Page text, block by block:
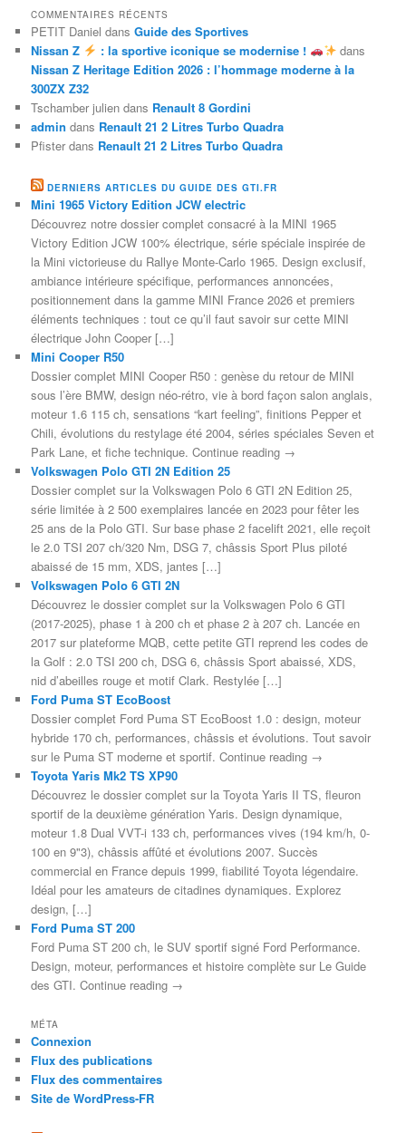
COMMENTAIRES RÉCENTS
PETIT Daniel dansGuide des Sportives
Nissan Z
: la sportive iconique se modernise !
dans
Nissan Z Heritage Edition 2026 : l’hommage moderne à la
300ZX Z32
Tschamber julien dans Renault 8 Gordini
admin dans Renault 21 2 Litres Turbo Quadra
Pfister dans Renault 21 2 Litres Turbo Quadra
DERNIERS ARTICLES DU GUIDE DES GTI.FR
Mini 1965 Victory Edition JCW electric
Découvrez notre dossier complet consacré à la MINI 1965
Victory Edition JCW 100% électrique, série spéciale inspirée de
la Mini victorieuse du Rallye Monte-Carlo 1965. Design exclusif,
ambiance intérieure spécifique, performances annoncées,
positionnement dans la gamme MINI France 2026 et premiers
éléments techniques : tout ce qu’il faut savoir sur cette MINI
électrique John Cooper […]
Mini Cooper R50
Dossier complet MINI Cooper R50 : genèse du retour de MINI
sous l’ère BMW, design néo-rétro, vie à bord façon salon anglais,
moteur 1.6 115 ch, sensations “kart feeling”, finitions Pepper et
Chili, évolutions du restylage été 2004, séries spéciales Seven et
Park Lane, et fiche technique. Continue reading →
Volkswagen Polo GTI 2N Edition 25
Dossier complet sur la Volkswagen Polo 6 GTI 2N Edition 25,
série limitée à 2 500 exemplaires lancée en 2023 pour fêter les
25 ans de la Polo GTI. Sur base phase 2 facelift 2021, elle reçoit
le 2.0 TSI 207 ch/320 Nm, DSG 7, châssis Sport Plus piloté
abaissé de 15 mm, XDS, jantes […]
Volkswagen Polo 6 GTI 2N
Découvrez le dossier complet sur la Volkswagen Polo 6 GTI
(2017-2025), phase 1 à 200 ch et phase 2 à 207 ch. Lancée en
2017 sur plateforme MQB, cette petite GTI reprend les codes de
la Golf : 2.0 TSI 200 ch, DSG 6, châssis Sport abaissé, XDS,
nid d’abeilles rouge et motif Clark. Restylée […]
Ford Puma ST EcoBoost
Dossier complet Ford Puma ST EcoBoost 1.0 : design, moteur
hybride 170 ch, performances, châssis et évolutions. Tout savoir
sur le Puma ST moderne et sportif. Continue reading →
Toyota Yaris Mk2 TS XP90
Découvrez le dossier complet sur la Toyota Yaris II TS, fleuron
sportif de la deuxième génération Yaris. Design dynamique,
moteur 1.8 Dual VVT-i 133 ch, performances vives (194 km/h, 0-
100 en 9"3), châssis affûté et évolutions 2007. Succès
commercial en France depuis 1999, fiabilité Toyota légendaire.
Idéal pour les amateurs de citadines dynamiques. Explorez
design, […]
Ford Puma ST 200
Ford Puma ST 200 ch, le SUV sportif signé Ford Performance.
Design, moteur, performances et histoire complète sur Le Guide
des GTI. Continue reading →
MÉTA
Connexion
Flux des publications
Flux des commentaires
Site de WordPress-FR